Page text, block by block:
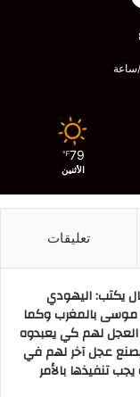
79
℉
الأثنين
تعليقات
يكتب: اليهودي
موسى بالمغرب وكما
لهم كي يعبدوه
عجل آخر لهم في
تنفيذها بالأمر